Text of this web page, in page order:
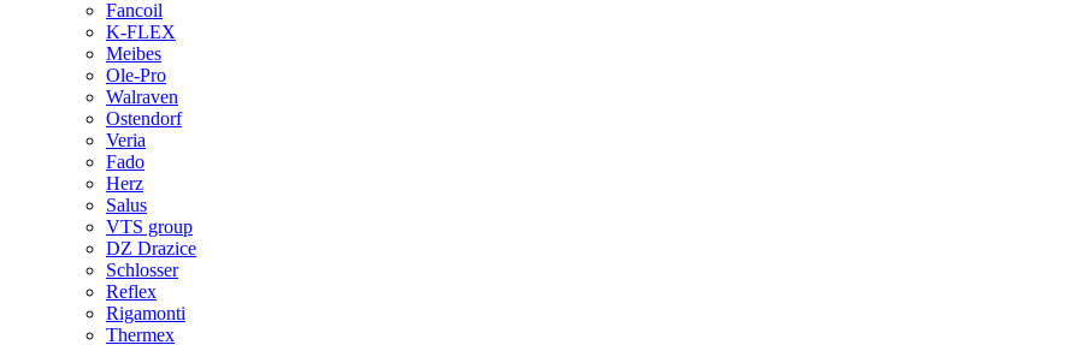
Fancoil
K-FLEX
Meibes
Ole-Pro
Walraven
Ostendorf
Veria
Fado
Herz
Salus
VTS group
DZ Drazice
Schlosser
Reflex
Rigamonti
Thermex